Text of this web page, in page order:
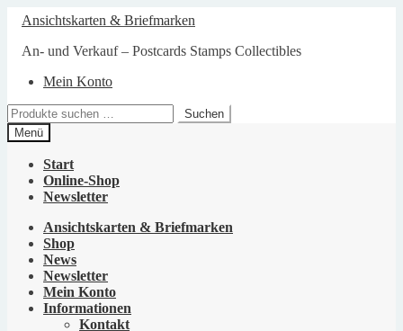
Zur
Navigation
springen
Zum
Inhalt
springen
Ansichtskarten & Briefmarken
An- und Verkauf – Postcards Stamps Collectibles
Mein Konto
Suchen
nach:
Suchen
Menü
Start
Online-Shop
Newsletter
Ansichtskarten & Briefmarken
Shop
News
Newsletter
Mein Konto
Informationen
Kontakt